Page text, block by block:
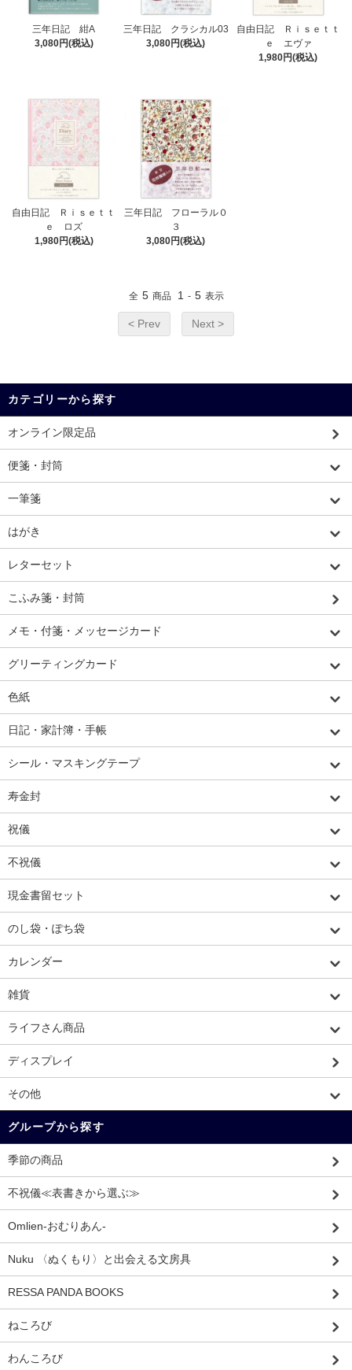
三年日記 紺A
3,080円(税込)
三年日記 クラシカル03
3,080円(税込)
自由日記 Ｒｉｓｅｔｔ
ｅ エヴァ
1,980円(税込)
自由日記 Ｒｉｓｅｔｔ
ｅ ロズ
1,980円(税込)
三年日記 フローラル０
３
3,080円(税込)
全 5 商品 1 - 5 表示
< Prev Next >
カテゴリーから探す
オンライン限定品
便箋・封筒
一筆箋
はがき
レターセット
こふみ箋・封筒
メモ・付箋・メッセージカード
グリーティングカード
色紙
日記・家計簿・手帳
シール・マスキングテープ
寿金封
祝儀
不祝儀
現金書留セット
のし袋・ぽち袋
カレンダー
雑貨
ライフさん商品
ディスプレイ
その他
グループから探す
季節の商品
不祝儀≪表書きから選ぶ≫
Omlien-おむりあん-
Nuku 〈ぬくもり〉と出会える文房具
RESSA PANDA BOOKS
ねころび
わんころび